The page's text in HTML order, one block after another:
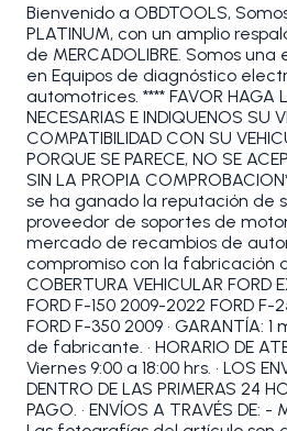
Bienvenido a OBDTOOLS,
PLATINUM, con un amplio
de MERCADOLIBRE. Somos
en Equipos de diagnóstico
automotrices. **** FAVOR HAGA
NECESARIAS E INDIQUENOS SU
COMPATIBILIDAD CON SU
PORQUE SE PARECE, NO SE
SIN LA PROPIA
se ha ganado la reputación de
proveedor de soportes de
mercado de recambios de
compromiso con la fabricación
COBERTURA VEHICULAR FORD
FORD F-150 2009-2022 FORD F-
FORD F-350 2009 • GARANTÍA:
de fabricante. • HORARIO DE
Viernes 9:00 a 18:00 hrs. • LOS
DENTRO DE LAS PRIMERAS 24
PAGO. • ENVÍOS A TRAVÉS DE: